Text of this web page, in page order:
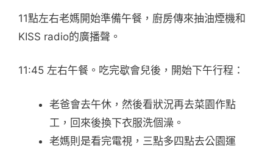
11點左右老媽開始準備午餐，廚房傳來抽油煙機和
KISS radio的廣播聲。
11:45 左右午餐。吃完歇會兒後，開始下午行程：
老爸會去午休，然後看狀況再去菜園作點
工，回來後換下衣服洗個澡。
老媽則是看完電視，三點多四點去公園運